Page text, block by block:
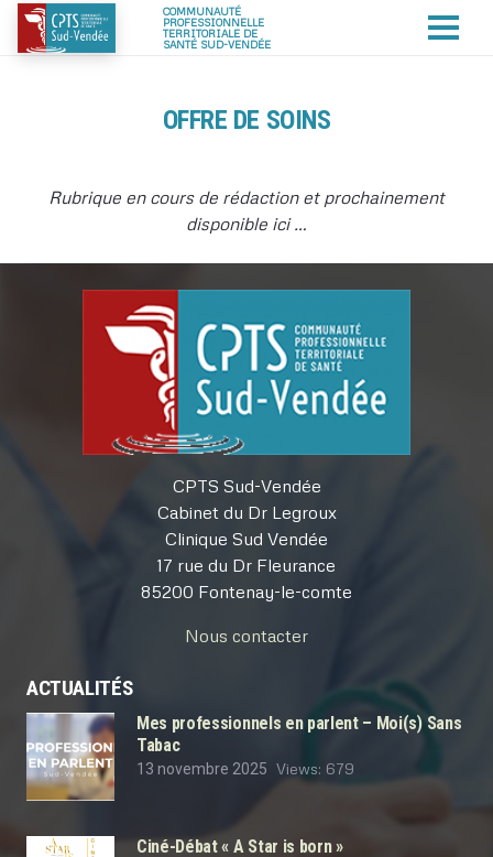
COMMUNAUTÉ
PROFESSIONNELLE
TERRITORIALE DE
SANTÉ SUD-VENDÉE
OFFRE DE SOINS
Rubrique en cours de rédaction et prochainement
disponible ici …
CPTS Sud-Vendée
Cabinet du Dr Legroux
Clinique Sud Vendée
17 rue du Dr Fleurance
85200 Fontenay-le-comte
Nous contacter
ACTUALITÉS
Mes professionnels en parlent – Moi(s) Sans
Tabac
13 novembre 2025 Views: 679
Ciné-Débat « A Star is born »